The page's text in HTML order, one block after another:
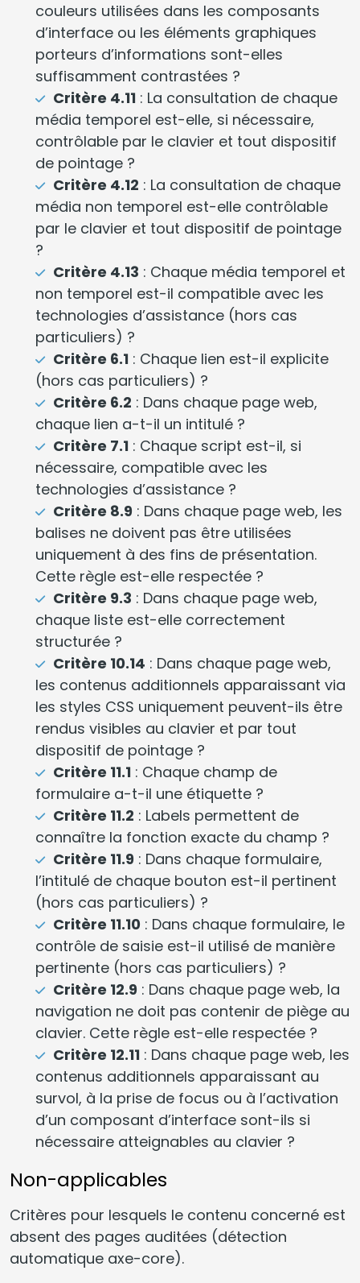
couleurs utilisées dans les composants
d’interface ou les éléments graphiques
porteurs d’informations sont-elles
suffisamment contrastées ?
Critère 4.11 : La consultation de chaque
média temporel est-elle, si nécessaire,
contrôlable par le clavier et tout dispositif
de pointage ?
Critère 4.12 : La consultation de chaque
média non temporel est-elle contrôlable
par le clavier et tout dispositif de pointage
?
Critère 4.13 : Chaque média temporel et
non temporel est-il compatible avec les
technologies d’assistance (hors cas
particuliers) ?
Critère 6.1 : Chaque lien est-il explicite
(hors cas particuliers) ?
Critère 6.2 : Dans chaque page web,
chaque lien a-t-il un intitulé ?
Critère 7.1 : Chaque script est-il, si
nécessaire, compatible avec les
technologies d’assistance ?
Critère 8.9 : Dans chaque page web, les
balises ne doivent pas être utilisées
uniquement à des fins de présentation.
Cette règle est-elle respectée ?
Critère 9.3 : Dans chaque page web,
chaque liste est-elle correctement
structurée ?
Critère 10.14 : Dans chaque page web,
les contenus additionnels apparaissant via
les styles CSS uniquement peuvent-ils être
rendus visibles au clavier et par tout
dispositif de pointage ?
Critère 11.1 : Chaque champ de
formulaire a-t-il une étiquette ?
Critère 11.2 : Labels permettent de
connaître la fonction exacte du champ ?
Critère 11.9 : Dans chaque formulaire,
l’intitulé de chaque bouton est-il pertinent
(hors cas particuliers) ?
Critère 11.10 : Dans chaque formulaire, le
contrôle de saisie est-il utilisé de manière
pertinente (hors cas particuliers) ?
Critère 12.9 : Dans chaque page web, la
navigation ne doit pas contenir de piège au
clavier. Cette règle est-elle respectée ?
Critère 12.11 : Dans chaque page web, les
contenus additionnels apparaissant au
survol, à la prise de focus ou à l’activation
d’un composant d’interface sont-ils si
nécessaire atteignables au clavier ?
Non-applicables
Critères pour lesquels le contenu concerné est
absent des pages auditées (détection
automatique axe-core).